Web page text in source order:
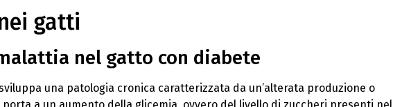
gatti
nel gatto con diabete
una patologia cronica caratterizzata da un’alterata produzione o